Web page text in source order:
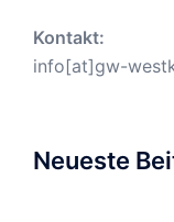
Kontakt:
info[at]gw-
Neueste